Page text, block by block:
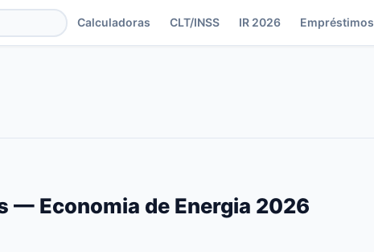
Calculadoras CLT/INSS IR 2026 Empréstimos
— Economia de Energia 2026